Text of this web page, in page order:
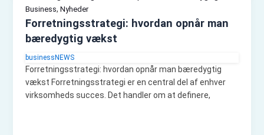
Business, Nyheder
Forretningsstrategi: hvordan opnår man
bæredygtig vækst
businessNEWS
Forretningsstrategi: hvordan opnår man bæredygtig
vækst Forretningsstrategi er en central del af enhver
virksomheds succes. Det handler om at definere,